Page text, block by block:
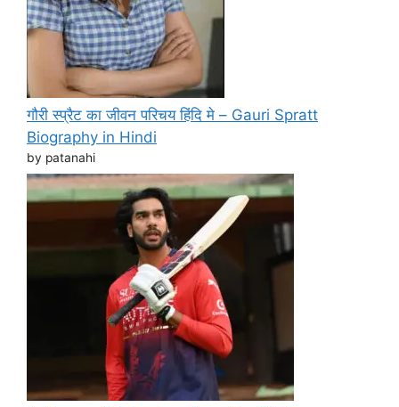
गौरी स्प्रैट का जीवन परिचय हिंदि मे – Gauri Spratt
Biography in Hindi
by patanahi